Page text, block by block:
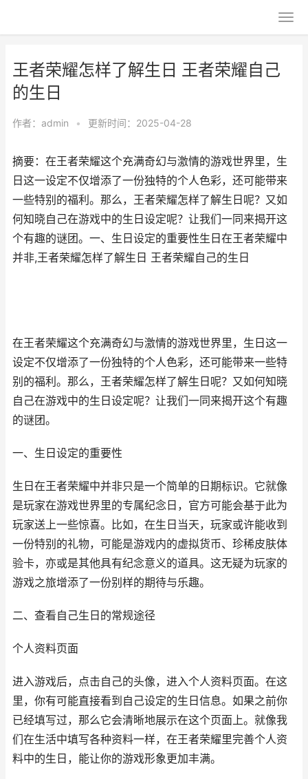
王者荣耀怎样了解生日 王者荣耀自己
的生日
作者： admin • 更新时间：2025-04-28
摘要：在王者荣耀这个充满奇幻与激情的游戏世界里，生
日这一设定不仅增添了一份独特的个人色彩，还可能带来
一些特别的福利。那么，王者荣耀怎样了解生日呢？又如
何知晓自己在游戏中的生日设定呢？让我们一同来揭开这
个有趣的谜团。一、生日设定的重要性生日在王者荣耀中
并非,王者荣耀怎样了解生日 王者荣耀自己的生日
在王者荣耀这个充满奇幻与激情的游戏世界里，生日这一
设定不仅增添了一份独特的个人色彩，还可能带来一些特
别的福利。那么，王者荣耀怎样了解生日呢？又如何知晓
自己在游戏中的生日设定呢？让我们一同来揭开这个有趣
的谜团。
一、生日设定的重要性
生日在王者荣耀中并非只是一个简单的日期标识。它就像
是玩家在游戏世界里的专属纪念日，官方可能会基于此为
玩家送上一些惊喜。比如，在生日当天，玩家或许能收到
一份特别的礼物，可能是游戏内的虚拟货币、珍稀皮肤体
验卡，亦或是其他具有纪念意义的道具。这无疑为玩家的
游戏之旅增添了一份别样的期待与乐趣。
二、查看自己生日的常规途径
个人资料页面
进入游戏后，点击自己的头像，进入个人资料页面。在这
里，你有可能直接看到自己设定的生日信息。如果之前你
已经填写过，那么它会清晰地展示在这个页面上。就像我
们在生活中填写各种资料一样，在王者荣耀里完善个人资
料中的生日，能让你的游戏形象更加丰满。